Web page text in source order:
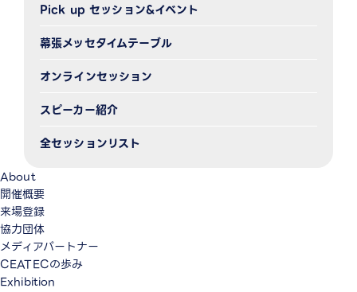
Pick up セッション&イベント
幕張メッセタイムテーブル
オンラインセッション
スピーカー紹介
全セッションリスト
About
開催概要
来場登録
協力団体
メディアパートナー
CEATECの歩み
Exhibition